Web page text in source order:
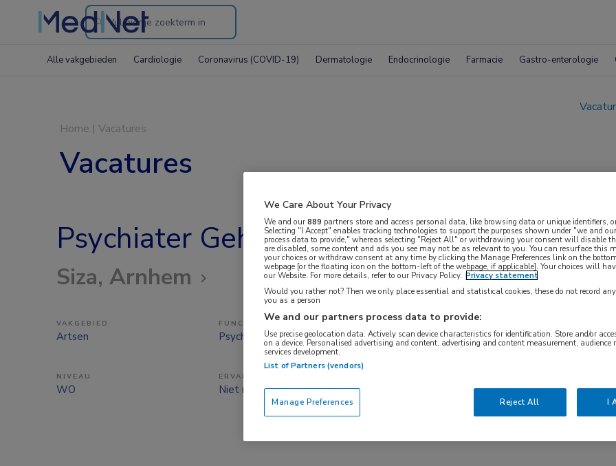
Search
the
Alle vakgebieden Cardiologie Coronavirus (COVID-19) Dermatologie Endocrinologie Farmacie Gastro-enterologie
Home | Vacatures
Vacatures
Psychiater Gehandicaptenzorg
Siza, Arnhem
VAKGEBIED
Artsen
FUNCTIE
Psychiater Stichting Tijdelijk met
NIVEAU
WO
ERVARING
Niet nader bepaald
We Care About Your Privacy
We and our889 partners store and access personal data, like browsing data or unique identifiers,
Selecting "I Accept" enables tracking technologies to support the purposes shown under "we and
process data to provide," whereas selecting "Reject All" or withdrawing your consent will disable
are disabled, some content and ads you see may not be as relevant to you. You can resurface this
your choices or withdraw consent at any time by clicking the Manage Preferences link on the
webpage [or the floating icon on the bottom-left of the webpage, if applicable]. Your choices will
our Website. For more details, refer to our Privacy Policy. Privacy statement
Would you rather not? Then we only place essential and statistical cookies, these do not record
you as a person
We and our partners process data to provide:
Use precise geolocation data. Actively scan device characteristics for identification. Store and/or
on a device. Personalised advertising and content, advertising and content measurement, audience
services development.
List of Partners (vendors)
Reject All I
Manage Preferences